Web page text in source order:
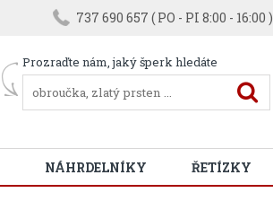
737 690 657 ( PO - PI 8:00 - 16:00 )
Prozraďte nám, jaký šperk hledáte
NÁHRDELNÍKY ŘETÍZKY